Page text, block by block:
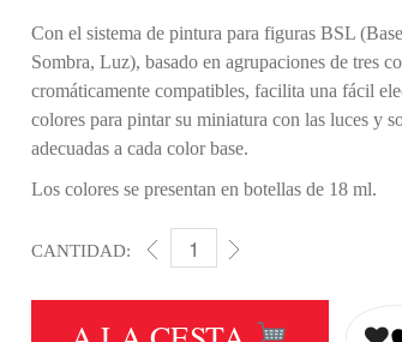
Con el sistema de pintura para figuras BSL
Sombra, Luz), basado en agrupaciones de tres
cromáticamente compatibles, facilita una fácil
colores para pintar su miniatura con las luces y
adecuadas a cada color base.
Los colores se presentan en botellas de 18 ml.
CANTIDAD: 016 MARRÓN